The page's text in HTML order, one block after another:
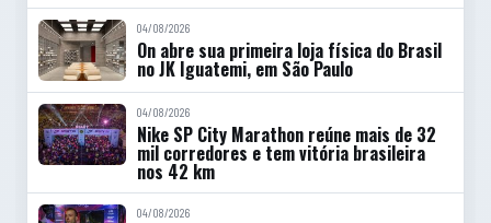
04/08/2026
On abre sua primeira loja física do Brasil
no JK Iguatemi, em São Paulo
04/08/2026
Nike SP City Marathon reúne mais de 32
mil corredores e tem vitória brasileira
nos 42 km
04/08/2026